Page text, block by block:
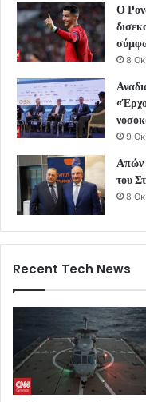
Ο
8
9
Απών
του
8
Recent Tech News